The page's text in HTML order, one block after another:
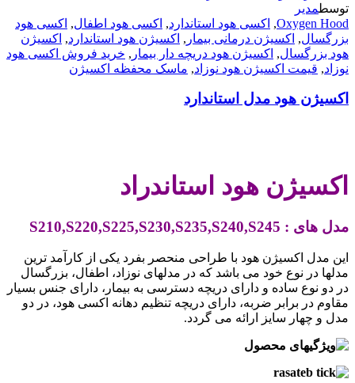
توسطمدیر
Oxygen Hood
, اکسی هود استاندارد, اکسی هود اطفال, اکسی هود
بزرگسال, اکسیژن درمانی بیمار , اکسیژن هود استاندارد, اکسیژن
هود بزرگسال, اکسیژن هود دریچه دار بیمار , خرید فروش اکسی هود
نوزاد, قیمت اکسیژن هود نوزاد, ماسک محفظه اکسیژن
اکسیژن هود مدل استاندارد
اکسیژن هود استاندراد
مدل های : S210,S220,S225,S230,S235,S240,S245
این مدل اکسیژن هود با طراحی منحصر بفرد یکی از کارآمد ترین
مدلها در نوع خود می باشد که در مدلهای نوزاد، اطفال، بزرگسال
در دو نوع ساده و دارای دریچه دسترسی به بیمار، دارای جنس بسیار
مقاوم در برابر ضربه، دارای دریچه تنظیم دهانه اکسی هود، در دو
مدل و چهار سایز ارائه می گردد.